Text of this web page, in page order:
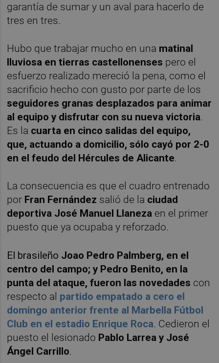
garantía de sumar y un aval para hacerlo de
tres en tres.
Hubo que trabajar mucho en una matinal
lluviosa en tierras castellonenses pero el
esfuerzo realizado mereció la pena, como el
sacrificio hecho con gusto por parte de los
seguidores granas desplazados para animar
al equipo y disfrutar con su nueva victoria.
Es la cuarta en cinco salidas del equipo,
que, actuando a domicilio, sólo cayó por 2-0
en el feudo del Hércules de Alicante.
La consecuencia es que el cuadro entrenado
por Fran Fernández salió de la ciudad
deportiva José Manuel Llaneza en el primer
puesto que ya ocupaba y reforzado.
El brasileño Joao Pedro Palmberg, en el
centro del campo; y Pedro Benito, en la
punta del ataque, fueron las novedades con
respecto al partido empatado a cero el
domingo anterior frente al Marbella Fútbol
Club en el estadio Enrique Roca. Cedieron el
puesto el lesionado Pablo Larrea y José
Ángel Carrillo.